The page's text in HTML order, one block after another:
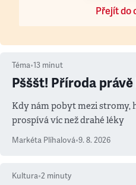
Přejít do
Téma•13 minut
Pšššt! Příroda
Kdy nám pobyt mezi stromy,
prospívá víc než drahé léky
Markéta Plíhalová•9. 8. 2026
Kultura•2 minuty